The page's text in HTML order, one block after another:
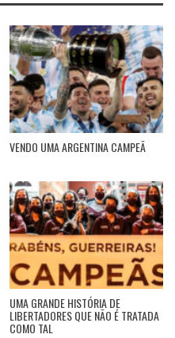
VENDO UMA ARGENTINA CAMPEÃ
UMA GRANDE HISTÓRIA DE
LIBERTADORES QUE NÃO É TRATADA
COMO TAL